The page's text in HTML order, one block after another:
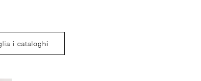
i cataloghi